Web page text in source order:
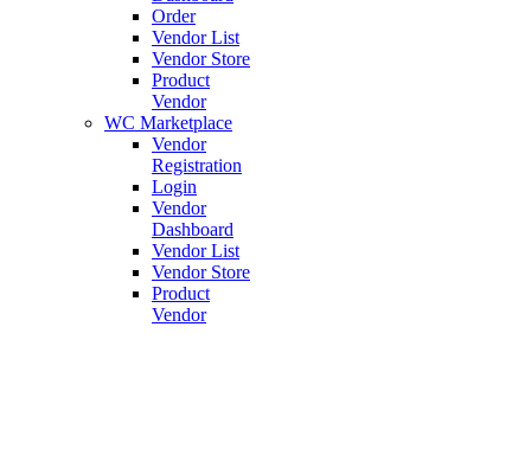
Order
Vendor List
Vendor Store
Product
Vendor
WC Marketplace
Vendor
Registration
Login
Vendor
Dashboard
Vendor List
Vendor Store
Product
Vendor